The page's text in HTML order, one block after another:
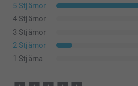
5 Stjärnor
4 Stjärnor
3 Stjärnor
2 Stjärnor
1 Stjärna